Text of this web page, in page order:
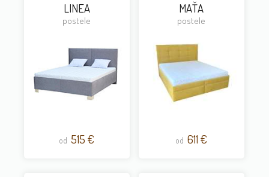
LINEA
postele
od 515 €
MAŤA
postele
od 611 €